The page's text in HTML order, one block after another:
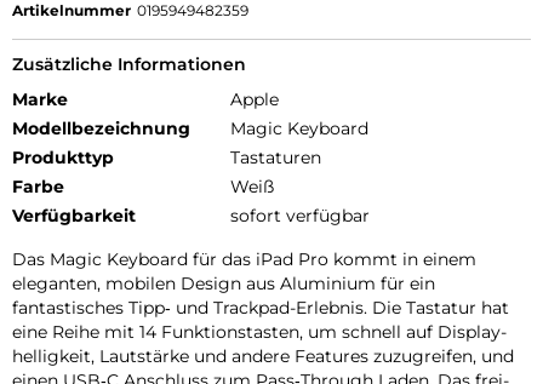
Artikelnummer 0195949482359
Zusätzliche Informationen
Marke
Apple
Modellbezeichnung
Magic Keyboard
Produkttyp
Tastaturen
Farbe
Weiß
Verfügbarkeit
sofort verfügbar
Das Magic Keyboard für das iPad Pro kommt in einem
eleganten, mobilen Design aus Aluminium für ein
fantastisches Tipp‑ und Trackpad-Erlebnis. Die Tastatur hat
eine Reihe mit 14 Funktions­tasten, um schnell auf Display­
helligkeit, Lautstärke und andere Features zuzugreifen, und